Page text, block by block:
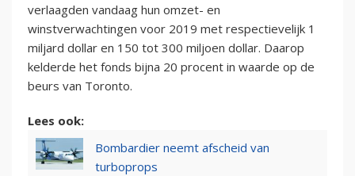
verlaagden vandaag hun omzet- en
winstverwachtingen voor 2019 met respectievelijk 1
miljard dollar en 150 tot 300 miljoen dollar. Daarop
kelderde het fonds bijna 20 procent in waarde op de
beurs van Toronto.
Lees ook:
Bombardier neemt afscheid van
turboprops